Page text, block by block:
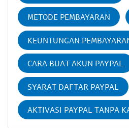
METODE PEMBAYARAN
KEUNTUNGAN
CARA BUAT AKUN PAYPAL
SYARAT DAFTAR PAYPAL
AKTIVASI PAYPAL TANPA